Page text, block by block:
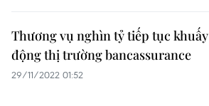
Thương vụ nghìn tỷ tiếp tục khuấy
động thị trường bancassurance
29/11/2022 01:52